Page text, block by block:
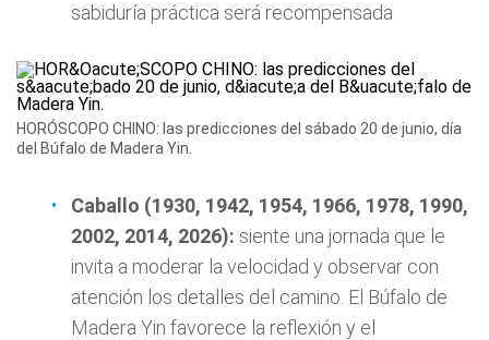
sabiduría práctica será recompensada
HORÓSCOPO CHINO: las predicciones del sábado 20 de junio, día
del Búfalo de Madera Yin.
Caballo (1930, 1942, 1954, 1966, 1978, 1990,
2002, 2014, 2026): siente una jornada que le
invita a moderar la velocidad y observar con
atención los detalles del camino. El Búfalo de
Madera Yin favorece la reflexión y el